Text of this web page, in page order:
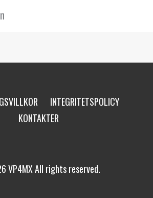
INTEGRITETSPOLICY
KONTAKTER
VP4MX All rights reserved.